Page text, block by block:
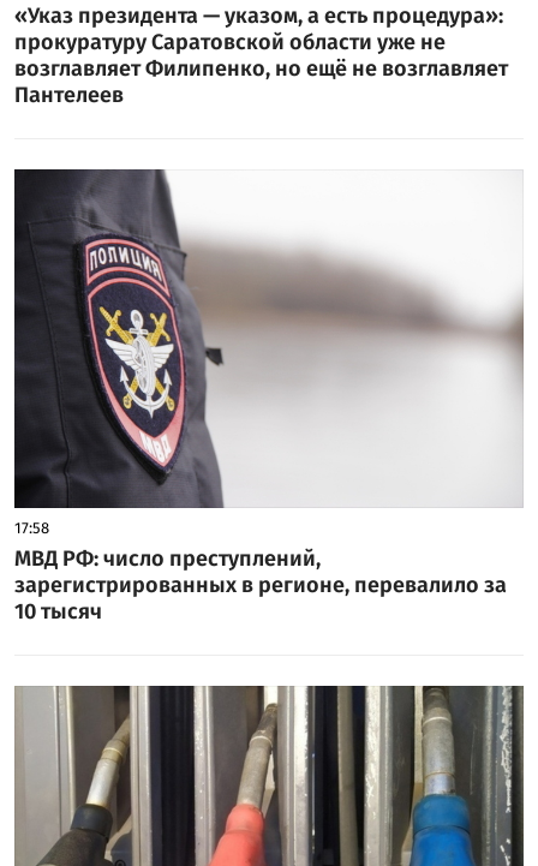
«Указ президента — указом, а есть процедура»:
прокуратуру Саратовской области уже не
возглавляет Филипенко, но ещё не возглавляет
Пантелеев
17:58
МВД РФ: число преступлений,
зарегистрированных в регионе, перевалило за
10 тысяч